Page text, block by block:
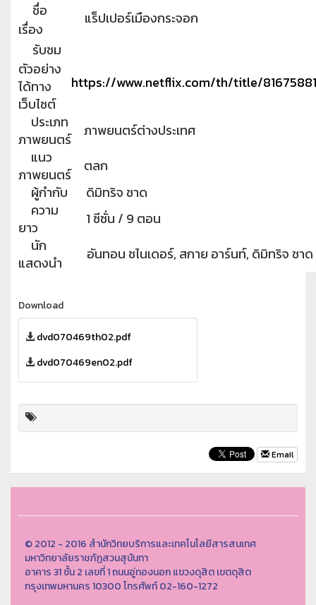
ชื่อ
เรื่อง
แร็ปเปอร์เมืองกระจอก
รับชม
ตัวอย่าง
ได้ทาง
เว็บไซต์
https://www.netflix.com/th/title/81675881
ประเภท
ภาพยนตร์
ภาพยนตร์ต่างประเทศ
แนว
ภาพยนตร์
ตลก
ผู้กำกับ
ดิมิทริจ ชาด
ความ
ยาว
1 ซีซั่น / 9 ตอน
นัก
แสดงนำ
อันทอน ชไนเดอร์, สกาย อาร์นท์, ดิมิทริจ ชาด
Download
dvd070469th02.pdf
dvd070469en02.pdf
Email
© 2012 - 2016 สำนักวิทยบริการและเทคโนโลยีสารสนเทศ
มหาวิทยาลัยราชภัฏสวนสุนันทา
อาคาร 31 ชั้น 2 เลขที่ 1 ถนนอู่ทองนอก แขวงดุสิต เขตดุสิต
กรุงเทพมหานคร 10300 โทรศัพท์ 02-160-1272